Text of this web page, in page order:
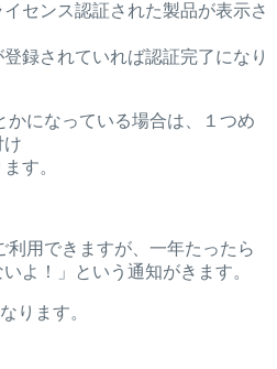
センス認証された製品が表示さ
録されていれば認証完了になり
かになっている場合は、１つめ
け
す。
利用できますが、一年たったら
よ！」という通知がきます。
ります。